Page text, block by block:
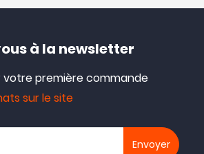
à la newsletter
votre première commande
sur le site